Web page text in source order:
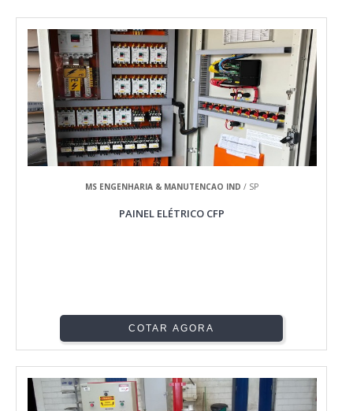
MS ENGENHARIA & MANUTENCAO IND / SP
PAINEL ELÉTRICO CFP
COTAR AGORA